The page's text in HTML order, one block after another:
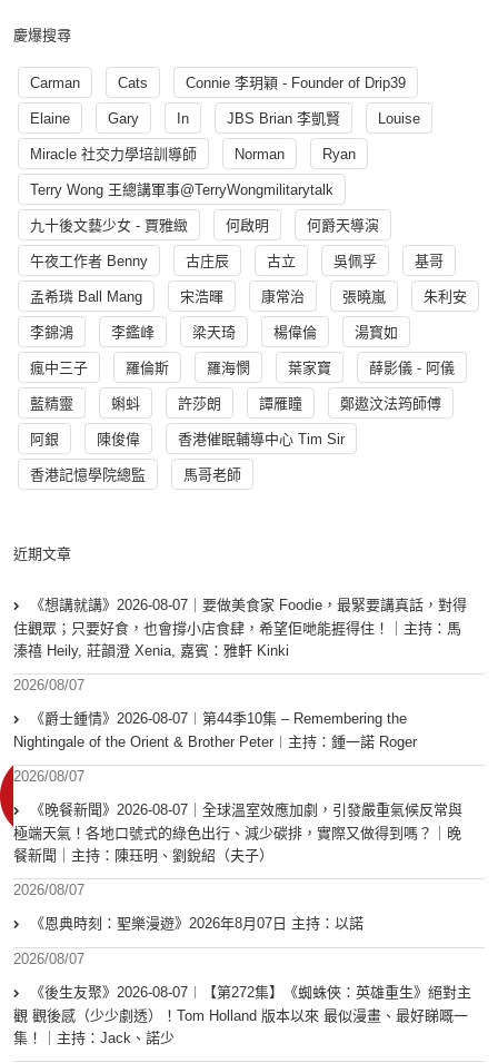
慶爆搜尋
Carman Cats Connie 李玥穎 - Founder of Drip39
Elaine Gary In JBS Brian 李凱賢 Louise
Miracle 社交力學培訓導師 Norman Ryan
Terry Wong 王總講軍事@TerryWongmilitarytalk
九十後文藝少女 - 賈雅緻 何啟明 何爵天導演
午夜工作者 Benny 古庄辰 古立 吳佩孚 基哥
孟希璘 Ball Mang 宋浩暉 康常治 張曉嵐 朱利安
李錦鴻 李鑑峰 梁天琦 楊偉倫 湯寳如
瘋中三子 羅倫斯 羅海憫 葉家寶 薛影儀 - 阿儀
藍精靈 蝌蚪 許莎朗 譚雁瞳 鄭遨汶法筠師傅
阿銀 陳俊偉 香港催眠輔導中心 Tim Sir
香港記憶學院總監 馬哥老師
近期文章
《想講就講》2026-08-07｜要做美食家 Foodie，最緊要講真話，對得
住觀眾；只要好食，也會撐小店食肆，希望佢哋能捱得住！｜主持：馬
溱禧 Heily, 莊韻澄 Xenia, 嘉賓：雅軒 Kinki
2026/08/07
《爵士鍾情》2026-08-07︱第44季10集 – Remembering the
Nightingale of the Orient & Brother Peter︱主持：鍾一諾 Roger
2026/08/07
《晚餐新聞》2026-08-07｜全球溫室效應加劇，引發嚴重氣候反常與
極端天氣！各地口號式的綠色出行、減少碳排，實際又做得到嗎？｜晚
餐新聞｜主持：陳珏明、劉銳紹（夫子）
2026/08/07
《恩典時刻：聖樂漫遊》2026年8月07日 主持：以諾
2026/08/07
《後生友聚》2026-08-07︱【第272集】《蜘蛛俠：英雄重生》絕對主
觀 觀後感（少少劇透）！Tom Holland 版本以來 最似漫畫、最好睇嘅一
集！｜主持：Jack、諾少